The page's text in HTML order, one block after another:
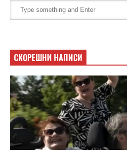
СКОРЕШНИ НАПИСИ